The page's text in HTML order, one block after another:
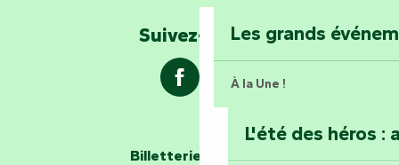
Explorez la
Les passeurs d'histoires
Les grands
À la Une !
L'été des héros :
Suivez-nous !
Billetterie en ligne